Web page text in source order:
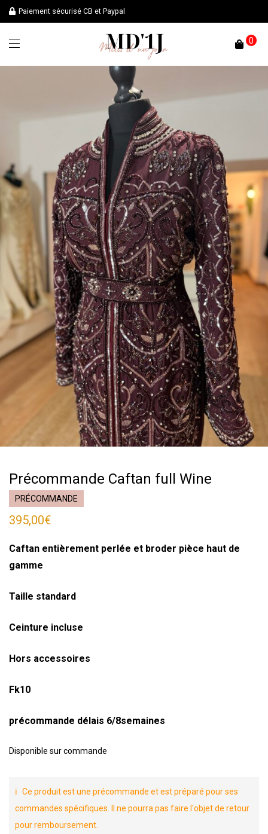
Paiement sécurisé CB et Paypal
0
Précommande Caftan full Wine
PRÉCOMMANDE
395,00€
Caftan entièrement perlée et broder pièce haut de
gamme
Taille standard
Ceinture incluse
Hors accessoires
Fk10
précommande délais 6/8semaines
Disponible sur commande
Ce produit est une précommande et est préparé pour ses
commandes spécifiques. Il ne pourra pas faire l'objet de retour
pour remboursement.